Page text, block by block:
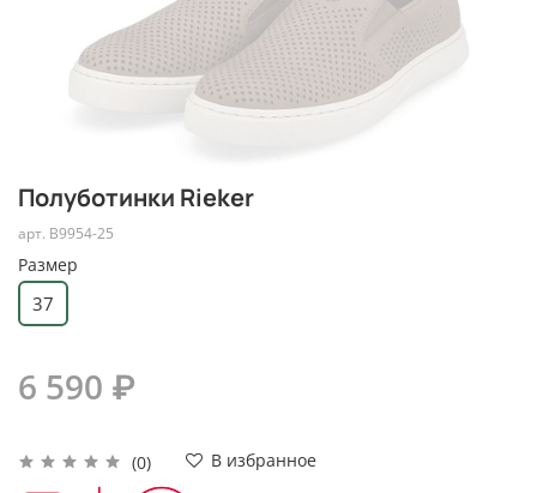
Полуботинки Rieker
арт. B9954-25
(0) В избранное
Размер
37
6 590 ₽